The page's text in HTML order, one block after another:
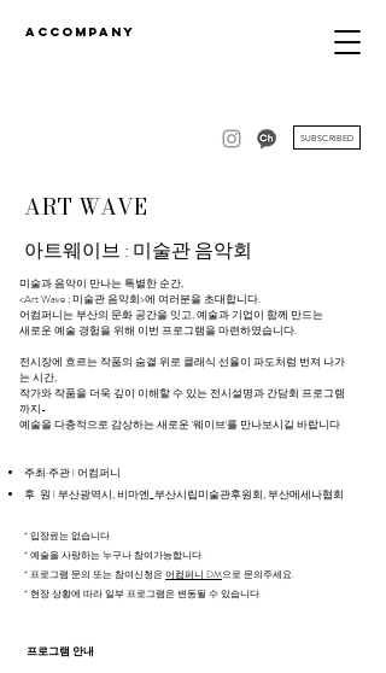
accompany
SUBSCRIBED
ART WAVE
아트웨이브 : 미술관 음악회
미술과 음악이 만나는 특별한 순간,
<Art Wave : 미술관 음악회>에 여러분을 초대합니다.
어컴퍼니는 부산의 문화 공간을 잇고, 예술과 기업이 함께 만드는
새로운 예술 경험을 위해 이번 프로그램을 마련하였습니다.
전시장에 흐르는 작품의 숨결 위로 클래식 선율이 파도처럼 번져 나가
는 시간,
작가와 작품을 더욱 깊이 이해할 수 있는 전시설명과 간담회 프로그램
까지-
예술을 다층적으로 감상하는 새로운 '웨이브'를 만나보시길 바랍니다
주최·주관 l 어컴퍼니
후 원 l 부산광역시, 비마엔_부산시립미술관후원회, 부산메세나협회
* 입장료는 없습니다.
* 예술을 사랑하는 누구나 참여가능합니다.
* 프로그램 문의 또는 참여신청은어컴퍼니 DM으로 문의주세요.
* 현장 상황에 따라 일부 프로그램은 변동될 수 있습니다.
​​​프로그램 안내